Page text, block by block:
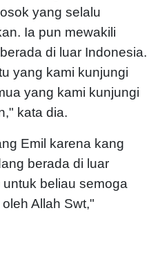
yang selalu
Ia pun mewakili
di luar Indonesia.
yang kami kunjungi
yang kami kunjungi
kata dia.
Emil karena kang
berada di luar
beliau semoga
Allah Swt,"